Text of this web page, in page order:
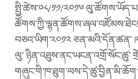
སྤྱི་ཚེས་༠༨/༡༡/༢༠༡༦
བཅའ་ཡིག་༢༠༡༢ ཅན་མའི་དོན་ཚན་
ལུ་ ཉིན་འཐུས་ནང་ཡངན་འགྲོ་སོང་ཚུ་